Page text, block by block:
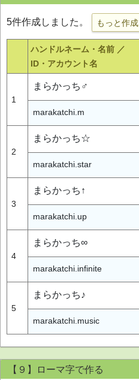
5件作成しました。 もっと作成
ハンドルネーム・名前 ／
ID・アカウント名
1
まらかっち♂
marakatchi.m
2
まらかっち☆
marakatchi.star
3
まらかっち↑
marakatchi.up
4
まらかっち∞
marakatchi.infinite
5
まらかっち♪
marakatchi.music
【９】ローマ字で作る